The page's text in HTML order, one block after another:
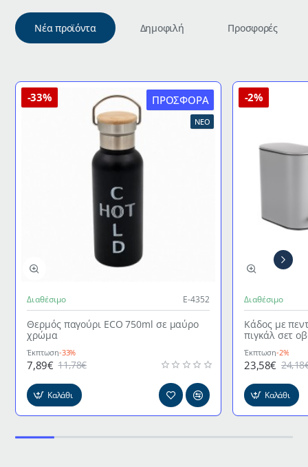
Νέα προϊόντα Δημοφιλή Προσφορές
ΠΡΟΣΦΟΡΆ
ΝΈΟ
-33%
Διαθέσιμο Ε-4352
Θερμός παγούρι ECO 750ml σε μαύρο
χρώμα
Έκπτωση-33%
7,89€ 11,78€
Καλάθι
-2%
Διαθέσιμο
Κάδος με
πιγκάλ σετ
Έκπτωση-2%
23,58€
Καλάθι